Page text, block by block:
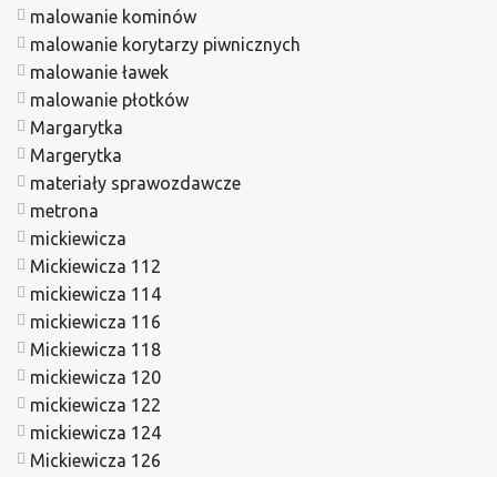
malowanie kominów
malowanie korytarzy piwnicznych
malowanie ławek
malowanie płotków
Margarytka
Margerytka
materiały sprawozdawcze
metrona
mickiewicza
Mickiewicza 112
mickiewicza 114
mickiewicza 116
Mickiewicza 118
mickiewicza 120
mickiewicza 122
mickiewicza 124
Mickiewicza 126